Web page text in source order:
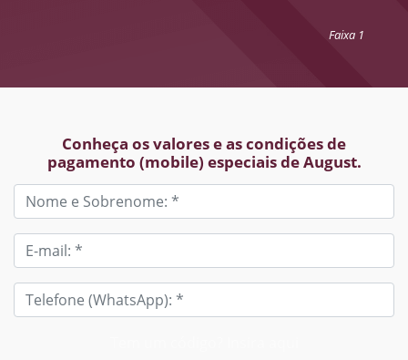
Faixa 1
Conheça os valores e as condições de
pagamento (mobile) especiais de August.